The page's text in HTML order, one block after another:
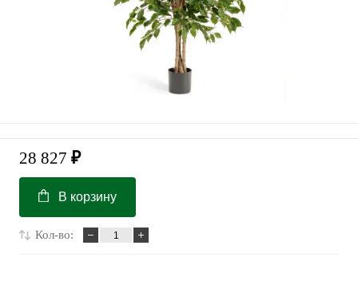
28 827 ₽
В корзину
Кол-во: